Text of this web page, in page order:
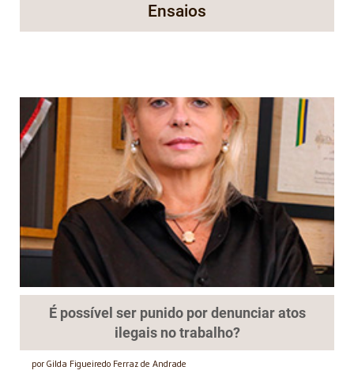
Ensaios
É possível ser punido por denunciar atos
ilegais no trabalho?
por Gilda Figueiredo Ferraz de Andrade